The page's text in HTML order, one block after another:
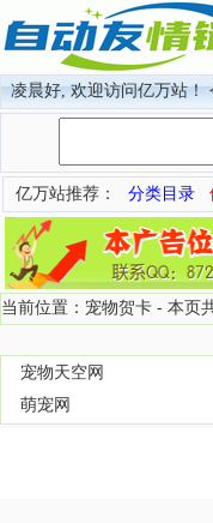
凌晨好, 欢迎访问亿万站！
亿万站推荐： 分类目录
当前位置：宠物贺卡 - 本页
宠物天空网
萌宠网